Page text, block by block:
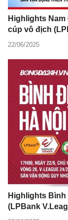
Highlights
cúp vô địch
22/06/2025
Highlights
(LPBank